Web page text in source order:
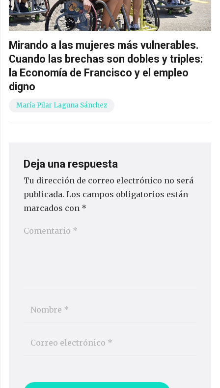
Mirando a las mujeres más vulnerables.
Cuando las brechas son dobles y triples:
la Economía de Francisco y el empleo
digno
María Pilar Laguna Sánchez
Deja una respuesta
Tu dirección de correo electrónico no será
publicada. Los campos obligatorios están
marcados con *